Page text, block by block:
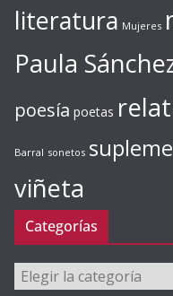
literatura Mujeres
Paula
poesía poetas
Barral sonetos
viñeta
Categorías
Categorías